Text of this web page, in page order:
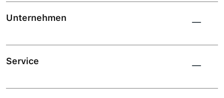
Unternehmen
Service